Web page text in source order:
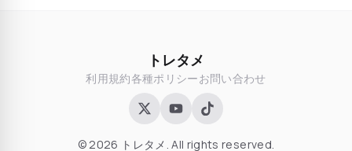
トレタメ
利用規約各種ポリシーお問い合わせ
© 2026 トレタメ. All rights reserved.